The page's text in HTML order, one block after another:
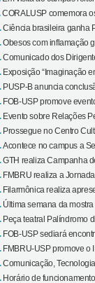
CORALUSP comemora
Ciência brasileira ganha
Obesos com inflamação
Comunicado dos
Exposição “Imaginação
PUSP-B anuncia
FOB-USP promove
Evento sobre Relações
Prossegue no Centro
Acontece no campus a
GTH realiza Campanha
FMBRU realiza a
Filarmônica realiza
Última semana da
Peça teatral Palíndromo
FOB-USP sediará
FMBRU-USP promove o
Comunicação,
Horário de